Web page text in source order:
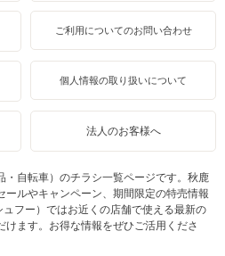
ご利用についてのお問い合わせ
個人情報の取り扱いについて
法人のお客様へ
・自転車）のチラシ一覧ページです。秋鹿
ルやキャンペーン、期間限定の特売情報
フー）ではお近くの店舗で使える最新の
ます。お得な情報をぜひご活用くださ